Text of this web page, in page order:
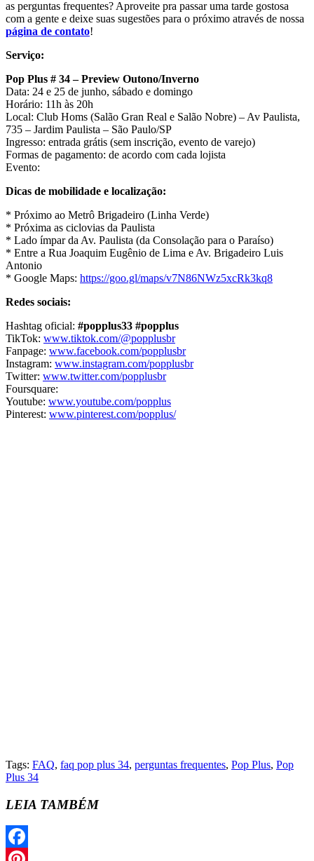
as perguntas frequentes? Aproveite pra passar uma tarde gostosa
com a gente e deixe suas sugestões para o próximo através de nossa
página de contato!
Serviço:
Pop Plus # 34 – Preview Outono/Inverno
Data: 24 e 25 de junho, sábado e domingo
Horário: 11h às 20h
Local: Club Homs (Salão Gran Real e Salão Nobre) – Av Paulista,
735 – Jardim Paulista – São Paulo/SP
Ingresso: entrada grátis (sem inscrição, evento de varejo)
Formas de pagamento: de acordo com cada lojista
Evento:
Dicas de mobilidade e localização:
* Próximo ao Metrô Brigadeiro (Linha Verde)
* Próxima as ciclovias da Paulista
* Lado ímpar da Av. Paulista (da Consolação para o Paraíso)
* Entre a Rua Joaquim Eugênio de Lima e Av. Brigadeiro Luis
Antonio
* Google Maps: https://goo.gl/maps/v7N86NWz5xcRk3kq8
Redes sociais:
Hashtag oficial: #popplus33 #popplus
TikTok: www.tiktok.com/@popplusbr
Fanpage: www.facebook.com/popplusbr
Instagram: www.instagram.com/popplusbr
Twitter: www.twitter.com/popplusbr
Foursquare:
Youtube: www.youtube.com/popplus
Pinterest: www.pinterest.com/popplus/
Tags: FAQ, faq pop plus 34, perguntas frequentes, Pop Plus, Pop
Plus 34
LEIA TAMBÉM